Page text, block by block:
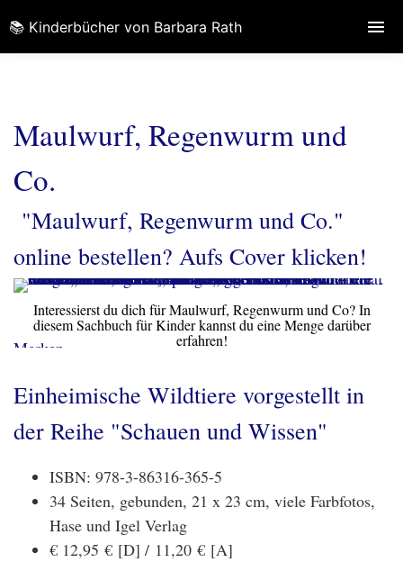
Maulwurf, Regenwurm und
Co.
"Maulwurf, Regenwurm und Co."
online bestellen? Aufs Cover klicken!
Interessierst du dich für Maulwurf, Regenwurm und Co? In
diesem Sachbuch für Kinder kannst du eine Menge darüber
erfahren!
Merken
Einheimische Wildtiere vorgestellt in
der Reihe "Schauen und Wissen"
ISBN: 978-3-86316-365-5
34 Seiten, gebunden, 21 x 23 cm, viele Farbfotos,
Hase und Igel Verlag
€ 12,95 € [D] / 11,20 € [A]
📚 Kinderbücher von Barbara Rath